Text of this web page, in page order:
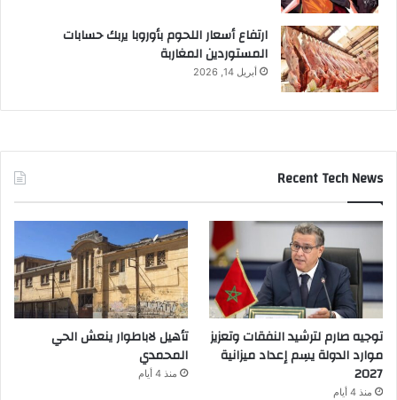
ارتفاع أسعار اللحوم بأوروبا يربك حسابات
المستوردين المغاربة
أبريل 14, 2026
Recent Tech News
توجيه صارم لترشيد النفقات وتعزيز
موارد الدولة يسِم إعداد ميزانية
2027
منذ 4 أيام
تأهيل لاباطوار ينعش الحي
المحمدي
منذ 4 أيام